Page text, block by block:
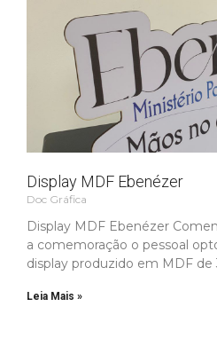
Display MDF Ebenézer
Doc Gráfica
Display MDF Ebenézer
a comemoração o pessoal
display produzido em MDF
Leia Mais »